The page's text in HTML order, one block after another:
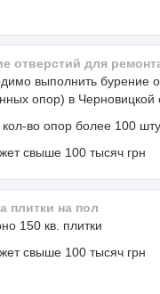
отверстий для
выполнить бурение
опор) в Черновицкой
во опор более 100
свыше 100 тысяч грн
плитки на пол
150 кв. плитки
свыше 100 тысяч грн